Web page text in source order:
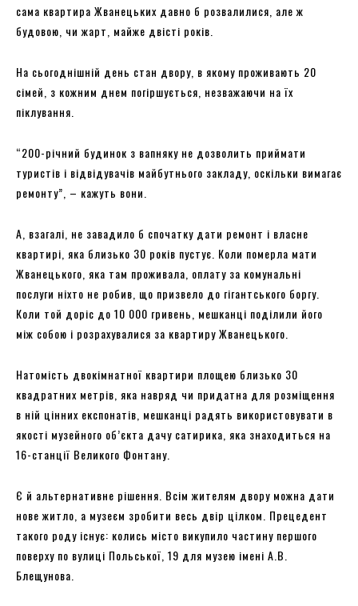
сама квартира Жванецьких давно б розвалилися, але ж
будовою, чи жарт, майже двісті років.
На сьогоднішній день стан двору, в якому проживають 20
сімей, з кожним днем ​​погіршується, незважаючи на їх
піклування.
“200-річний будинок з вапняку не дозволить приймати
туристів і відвідувачів майбутнього закладу, оскільки вимагає
ремонту”, – кажуть вони.
А, взагалі, не завадило б спочатку дати ремонт і власне
квартирі, яка близько 30 років пустує. Коли померла мати
Жванецького, яка там проживала, оплату за комунальні
послуги ніхто не робив, що призвело до гігантського боргу.
Коли той доріс до 10 000 гривень, мешканці поділили його
між собою і розрахувалися за квартиру Жванецького.
Натомість двокімнатної квартири площею близько 30
квадратних метрів, яка навряд чи придатна для розміщення
в ній цінних експонатів, мешканці радять використовувати в
якості музейного об’єкта дачу сатирика, яка знаходиться на
16-станції Великого Фонтану.
Є й альтернативне рішення. Всім жителям двору можна дати
нове житло, а музеєм зробити весь двір цілком. Прецедент
такого роду існує: колись місто викупило частину першого
поверху по вулиці Польської, 19 для музею імені А.В.
Блещунова.